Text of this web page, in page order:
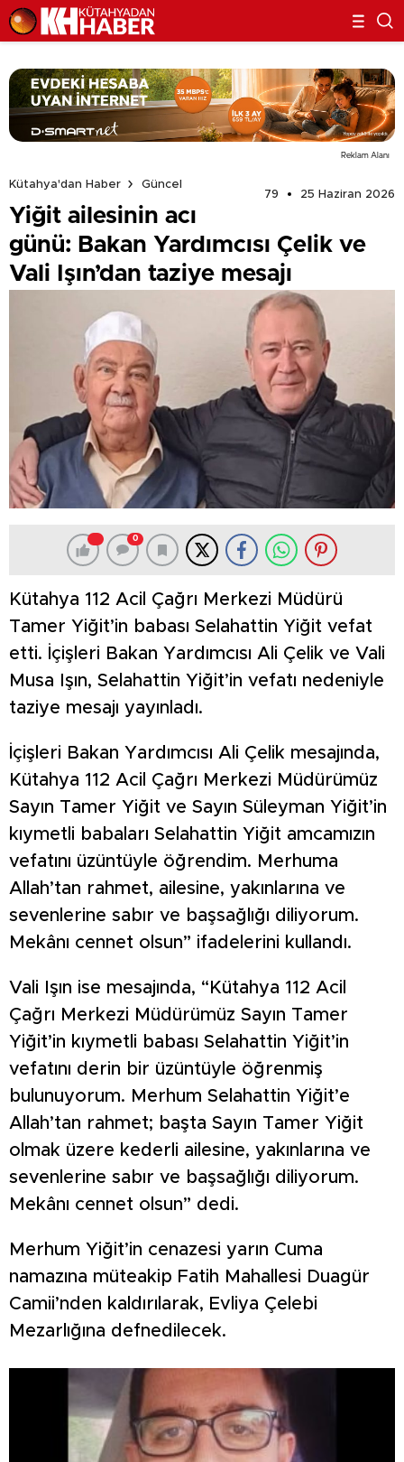
Reklam Alanı
Kütahya'dan Haber
Güncel
79
25 Haziran 2026
Yiğit ailesinin acı
günü: Bakan Yardımcısı Çelik ve
Vali Işın’dan taziye mesajı
0
Kütahya 112 Acil Çağrı Merkezi Müdürü
Tamer Yiğit’in babası Selahattin Yiğit vefat
etti. İçişleri Bakan Yardımcısı Ali Çelik ve Vali
Musa Işın, Selahattin Yiğit’in vefatı nedeniyle
taziye mesajı yayınladı.
İçişleri Bakan Yardımcısı Ali Çelik mesajında,
Kütahya 112 Acil Çağrı Merkezi Müdürümüz
Sayın Tamer Yiğit ve Sayın Süleyman Yiğit’in
kıymetli babaları Selahattin Yiğit amcamızın
vefatını üzüntüyle öğrendim. Merhuma
Allah’tan rahmet, ailesine, yakınlarına ve
sevenlerine sabır ve başsağlığı diliyorum.
Mekânı cennet olsun” ifadelerini kullandı.
Vali Işın ise mesajında, “Kütahya 112 Acil
Çağrı Merkezi Müdürümüz Sayın Tamer
Yiğit’in kıymetli babası Selahattin Yiğit’in
vefatını derin bir üzüntüyle öğrenmiş
bulunuyorum. Merhum Selahattin Yiğit’e
Allah’tan rahmet; başta Sayın Tamer Yiğit
olmak üzere kederli ailesine, yakınlarına ve
sevenlerine sabır ve başsağlığı diliyorum.
Mekânı cennet olsun” dedi.
Merhum Yiğit’in cenazesi yarın Cuma
namazına müteakip Fatih Mahallesi Duagür
Camii’nden kaldırılarak, Evliya Çelebi
Mezarlığına defnedilecek.